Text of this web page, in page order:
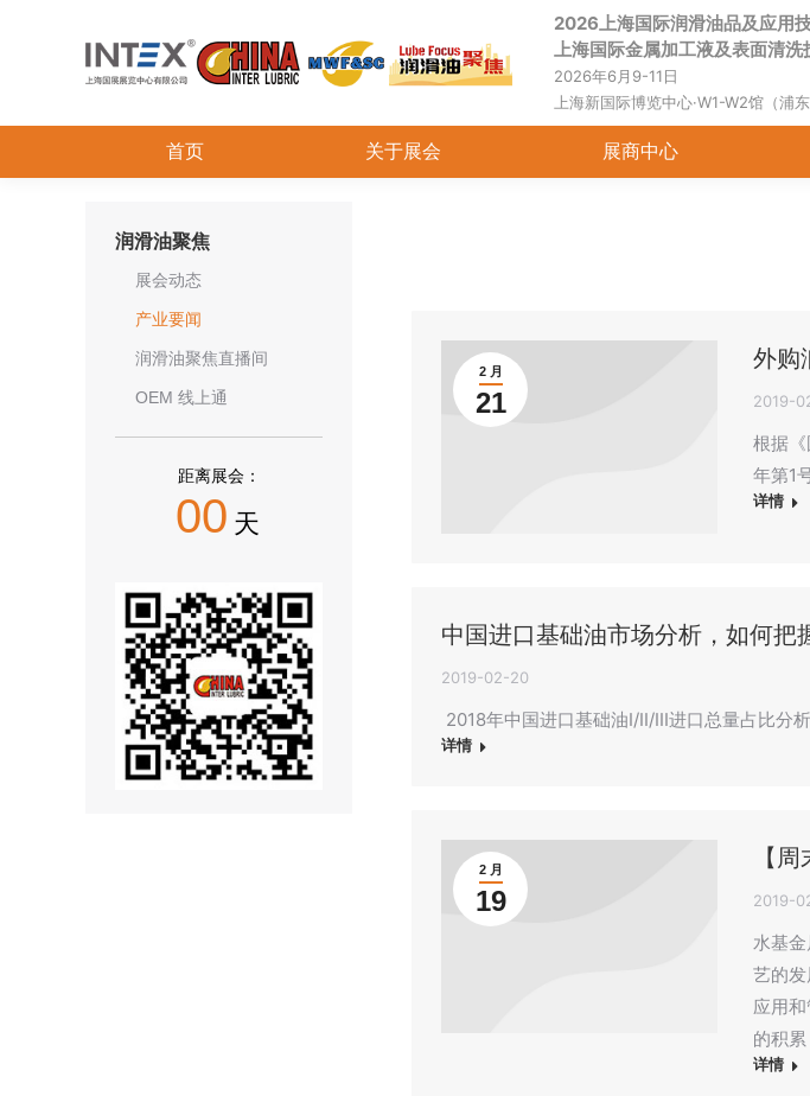
2026上海国际润滑油品及应用
上海国际金属加工液及表面清洗
2026年6月9-11日
上海新国际博览中心·W1-W2馆（浦
首页 关于展会 展商中心
2 月
21
外购
2019-
根据
年第1
详情
中国进口基础油市场分析，如何把
2019-02-20
2018年中国进口基础油I/II/III进口总量占比分
详情
2 月
19
【
2019-
水基
艺的
应用
的积
详情
润滑油聚焦
展会动态
产业要闻
润滑油聚焦直播间
OEM 线上通
距离展会：
00 天
首页 关于展会